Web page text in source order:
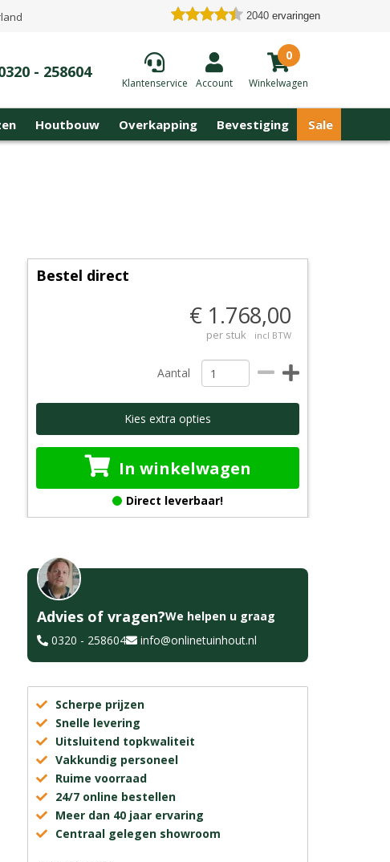
2040 ervaringen
- 258604
Klantenservice Account
0
Winkelwagen
Houtbouw Overkapping Bevestiging Sale
Bestel direct
€ 1.768,00
per stuk incl BTW
Aantal
Kies extra opties
In winkelwagen
Direct leverbaar!
Advies of vragen?We helpen u graag
0320 - 258604
info@onlinetuinhout.nl
Scherpe prijzen
Snelle levering
Uitsluitend topkwaliteit
Vakkundig personeel
Ruime voorraad
24/7 online bestellen
Meer dan 40 jaar ervaring
Centraal gelegen showroom